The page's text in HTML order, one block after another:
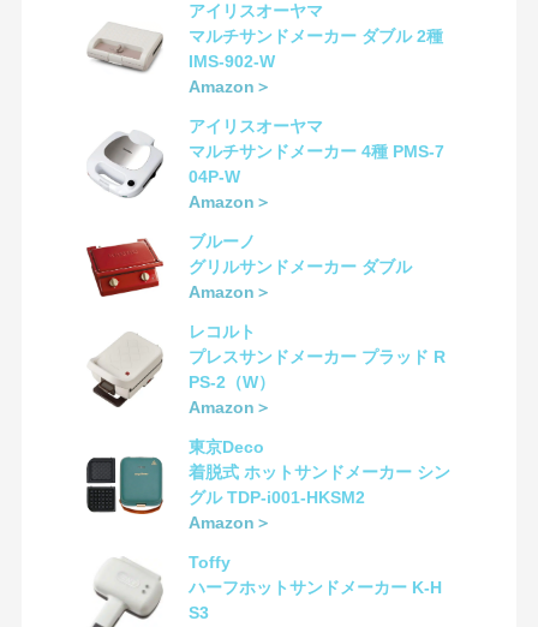
アイリスオーヤマ
マルチサンドメーカー ダブル 2種
IMS-902-W
Amazon＞
アイリスオーヤマ
マルチサンドメーカー 4種 PMS-7
04P-W
Amazon＞
ブルーノ
グリルサンドメーカー ダブル
Amazon＞
レコルト
プレスサンドメーカー プラッド R
PS-2（W）
Amazon＞
東京Deco
着脱式 ホットサンドメーカー シン
グル TDP-i001-HKSM2
Amazon＞
Toffy
ハーフホットサンドメーカー K-H
S3